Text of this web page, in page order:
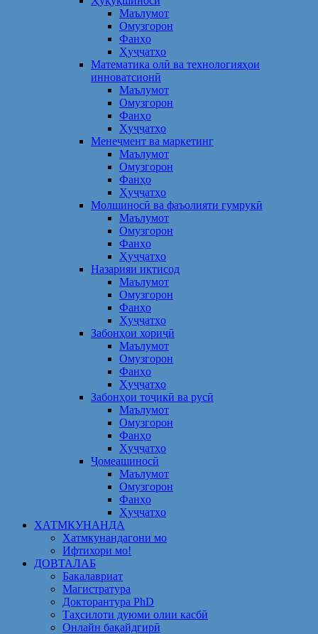
Маълумот
Омузгорон
Фанҳо
Ҳуҷҷатҳо
Математика олӣ ва технологияҳои
инноватсионӣ
Маълумот
Омузгорон
Фанҳо
Ҳуҷҷатҳо
Менеҷмент ва маркетинг
Маълумот
Омузгорон
Фанҳо
Ҳуҷҷатҳо
Молшиносӣ ва фаъолияти гумрукӣ
Маълумот
Омузгорон
Фанҳо
Ҳуҷҷатҳо
Назарияи иқтисод
Маълумот
Омузгорон
Фанҳо
Ҳуҷҷатҳо
Забонҳои хориҷӣ
Маълумот
Омузгорон
Фанҳо
Ҳуҷҷатҳо
Забонҳои тоҷикӣ ва русӣ
Маълумот
Омузгорон
Фанҳо
Ҳуҷҷатҳо
Ҷомеашиносӣ
Маълумот
Омузгорон
Фанҳо
Ҳуҷҷатҳо
ХАТМКУНАНДА
Хатмкунандагони мо
Ифтихори мо!
ДОВТАЛАБ
Бакалавриат
Магистратура
Докторантура PhD
Таҳсилоти дуюми олии касбӣ
Онлайн бақайдгирӣ